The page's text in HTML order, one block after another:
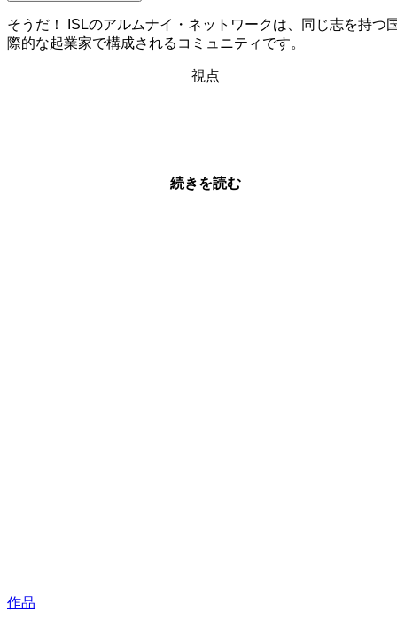
そうだ！ ISLのアルムナイ・ネットワークは、同じ志を持つ
際的な起業家で構成されるコミュニティです。
視点
続きを読む
作品